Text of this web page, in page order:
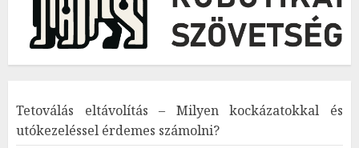
Tetoválás eltávolítás – Milyen kockázatokkal és
utókezeléssel érdemes számolni?